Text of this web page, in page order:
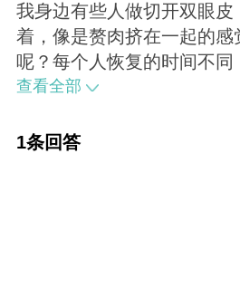
我身边有些人做切开双眼皮
着，像是赘肉挤在一起的感
呢？每个人恢复的时间不同
个月到半年间，双眼皮线的
一种是前面所说的未消肿状
查看全部
1条回答